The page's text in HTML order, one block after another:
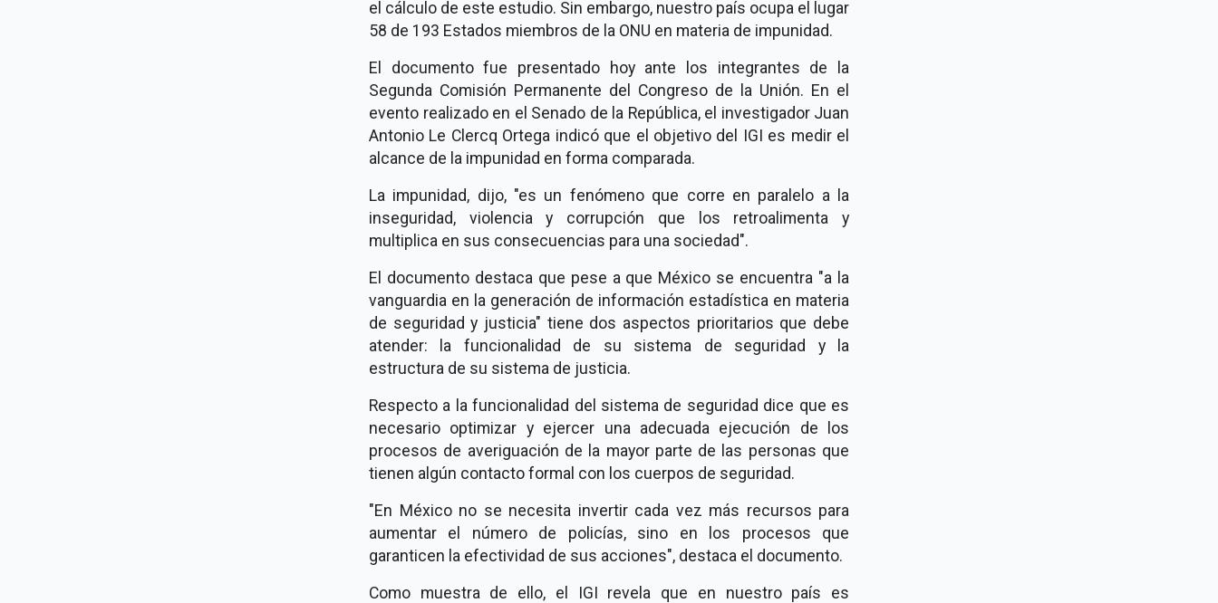
el cálculo de este estudio. Sin embargo, nuestro país ocupa el lugar
58 de 193 Estados miembros de la ONU en materia de impunidad.
El documento fue presentado hoy ante los integrantes de la
Segunda Comisión Permanente del Congreso de la Unión. En el
evento realizado en el Senado de la República, el investigador Juan
Antonio Le Clercq Ortega indicó que el objetivo del IGI es medir el
alcance de la impunidad en forma comparada.
La impunidad, dijo, "es un fenómeno que corre en paralelo a la
inseguridad, violencia y corrupción que los retroalimenta y
multiplica en sus consecuencias para una sociedad".
El documento destaca que pese a que México se encuentra "a la
vanguardia en la generación de información estadística en materia
de seguridad y justicia" tiene dos aspectos prioritarios que debe
atender: la funcionalidad de su sistema de seguridad y la
estructura de su sistema de justicia.
Respecto a la funcionalidad del sistema de seguridad dice que es
necesario optimizar y ejercer una adecuada ejecución de los
procesos de averiguación de la mayor parte de las personas que
tienen algún contacto formal con los cuerpos de seguridad.
"En México no se necesita invertir cada vez más recursos para
aumentar el número de policías, sino en los procesos que
garanticen la efectividad de sus acciones", destaca el documento.
Como muestra de ello, el IGI revela que en nuestro país es